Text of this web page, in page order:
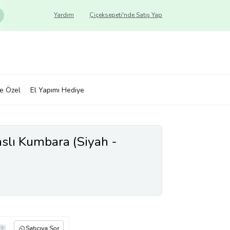
Çiçeksepeti'nde Satış Yap
Yardım
Özel El Yapımı Hediye
Kumbara (Siyah -